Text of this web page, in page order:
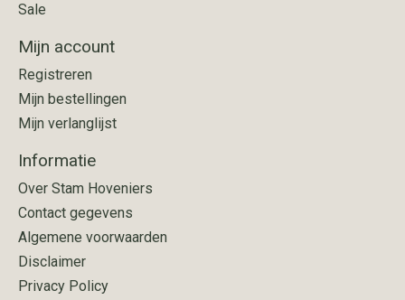
Sale
Mijn account
Registreren
Mijn bestellingen
Mijn verlanglijst
Informatie
Over Stam Hoveniers
Contact gegevens
Algemene voorwaarden
Disclaimer
Privacy Policy